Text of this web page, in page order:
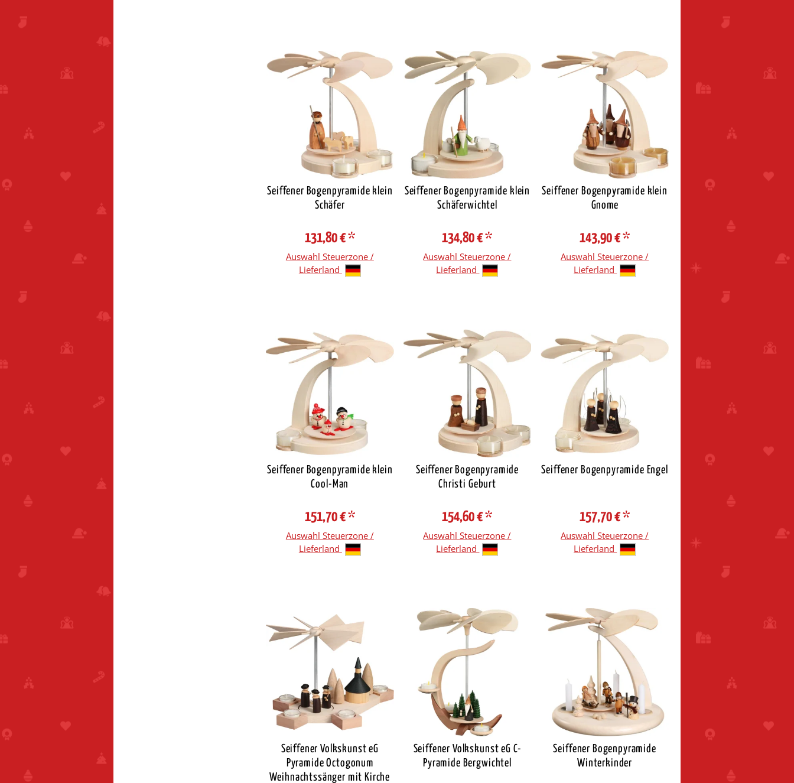
Seiffener Bogenpyramide klein
Schäfer
131,80 €*
Auswahl Steuerzone /
Lieferland
Seiffener Bogenpyramide klein
Schäferwichtel
134,80 €*
Auswahl Steuerzone /
Lieferland
Seiffener Bogenpyramide klein
Gnome
143,90 €*
Auswahl Steuerzone /
Lieferland
Seiffener Bogenpyramide klein
Cool-Man
151,70 €*
Auswahl Steuerzone /
Lieferland
Seiffener Bogenpyramide
Christi Geburt
154,60 €*
Auswahl Steuerzone /
Lieferland
Seiffener Bogenpyramide Engel
157,70 €*
Auswahl Steuerzone /
Lieferland
Seiffener Volkskunst eG
Pyramide Octogonum
Weihnachtssänger mit Kirche
Seiffener Volkskunst eG C-
Pyramide Bergwichtel
Seiffener Bogenpyramide
Winterkinder